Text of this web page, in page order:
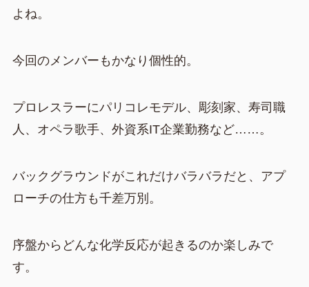
よね。
今回のメンバーもかなり個性的。
プロレスラーにパリコレモデル、彫刻家、寿司職
人、オペラ歌手、外資系IT企業勤務など……。
バックグラウンドがこれだけバラバラだと、アプ
ローチの仕方も千差万別。
序盤からどんな化学反応が起きるのか楽しみで
す。